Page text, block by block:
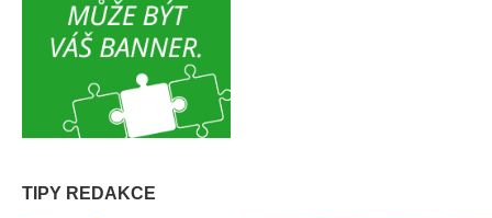
TIPY REDAKCE